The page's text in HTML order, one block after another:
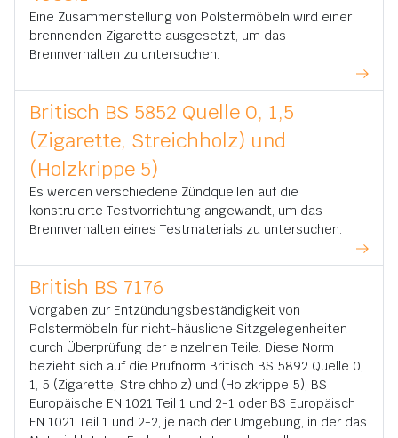
Eine Zusammenstellung von Polstermöbeln wird einer
brennenden Zigarette ausgesetzt, um das
Brennverhalten zu untersuchen.
Britisch BS 5852 Quelle 0, 1,5
(Zigarette, Streichholz) und
(Holzkrippe 5)
Es werden verschiedene Zündquellen auf die
konstruierte Testvorrichtung angewandt, um das
Brennverhalten eines Testmaterials zu untersuchen.
British BS 7176
Vorgaben zur Entzündungsbeständigkeit von
Polstermöbeln für nicht-häusliche Sitzgelegenheiten
durch Überprüfung der einzelnen Teile. Diese Norm
bezieht sich auf die Prüfnorm Britisch BS 5892 Quelle 0,
1, 5 (Zigarette, Streichholz) und (Holzkrippe 5), BS
Europäische EN 1021 Teil 1 und 2-1 oder BS Europäisch
EN 1021 Teil 1 und 2-2, je nach der Umgebung, in der das